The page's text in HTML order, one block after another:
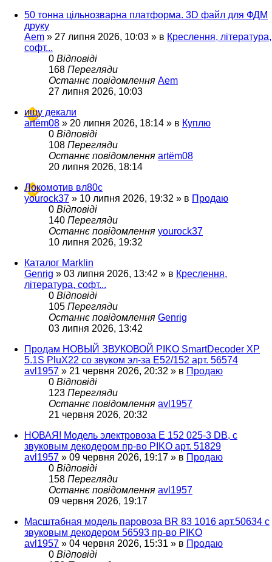
50 тонна цільнозварна платформа. 3D файл для ФДМ
друку
Aem » 27 липня 2026, 10:03 » в Креслення, література,
софт...
0 Відповіді
168 Перегляди
Останнє повідомлення Aem
27 липня 2026, 10:03
ищу декали
artëm08 » 20 липня 2026, 18:14 » в Куплю
0 Відповіді
108 Перегляди
Останнє повідомлення artëm08
20 липня 2026, 18:14
Локомотив вл80с
yourock37 » 10 липня 2026, 19:32 » в Продаю
0 Відповіді
140 Перегляди
Останнє повідомлення yourock37
10 липня 2026, 19:32
Каталог Marklin
Genrig » 03 липня 2026, 13:42 » в Креслення,
література, софт...
0 Відповіді
105 Перегляди
Останнє повідомлення Genrig
03 липня 2026, 13:42
Продам НОВЫЙ ЗВУКОВОЙ PIKO SmartDecoder XP
5.1S PluX22 со звуком эл-за Е52/152 арт. 56574
avl1957 » 21 червня 2026, 20:32 » в Продаю
0 Відповіді
123 Перегляди
Останнє повідомлення avl1957
21 червня 2026, 20:32
НОВАЯ! Модель электровоза Е 152 025-3 DB, с
звуковым декодером пр-во PIKO арт. 51829
avl1957 » 09 червня 2026, 19:17 » в Продаю
0 Відповіді
158 Перегляди
Останнє повідомлення avl1957
09 червня 2026, 19:17
Масштабная модель паровоза BR 83 1016 арт.50634 с
звуковым декодером 56593 пр-во PIKO
avl1957 » 04 червня 2026, 15:31 » в Продаю
0 Відповіді